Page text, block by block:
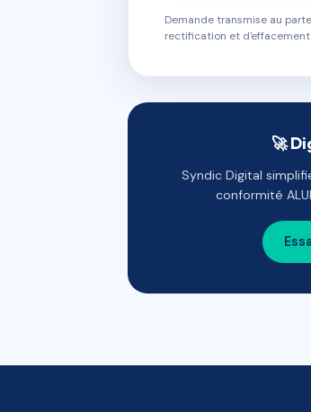
Demande transmise au
rectification et
🚀
Syndic Digital
conformité